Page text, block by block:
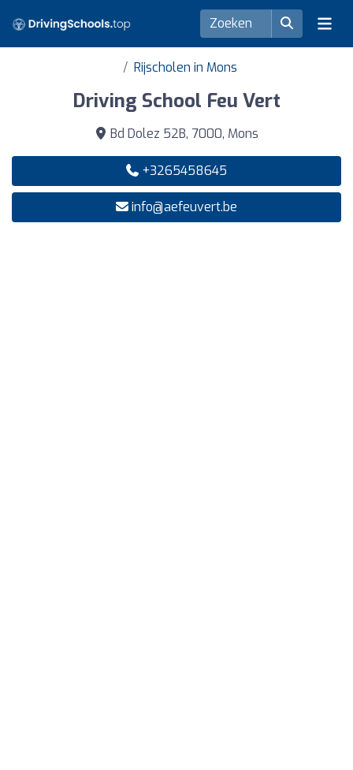
Rijscholen in Mons
Driving School Feu Vert
Bd Dolez 52B, 7000, Mons
+3265458645
info@aefeuvert.be